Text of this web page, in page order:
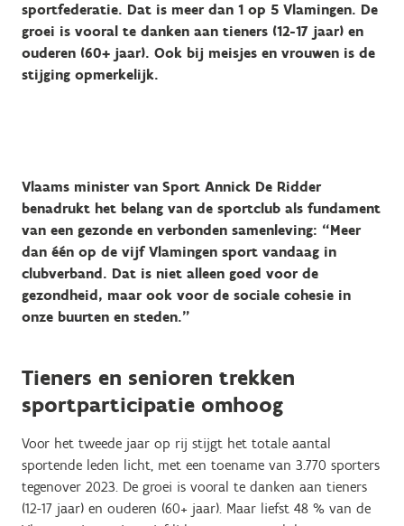
sportfederatie. Dat is meer dan 1 op 5 Vlamingen. De
groei is vooral te danken aan tieners (12-17 jaar) en
ouderen (60+ jaar). Ook bij meisjes en vrouwen is de
stijging opmerkelijk.
Vlaams minister van Sport Annick De Ridder
benadrukt het belang van de sportclub als fundament
van een gezonde en verbonden samenleving: “Meer
dan één op de vijf Vlamingen sport vandaag in
clubverband. Dat is niet alleen goed voor de
gezondheid, maar ook voor de sociale cohesie in
onze buurten en steden.”
Tieners en senioren trekken
sportparticipatie omhoog
Voor het tweede jaar op rij stijgt het totale aantal
sportende leden licht, met een toename van 3.770 sporters
tegenover 2023. De groei is vooral te danken aan tieners
(12-17 jaar) en ouderen (60+ jaar). Maar liefst 48 % van de